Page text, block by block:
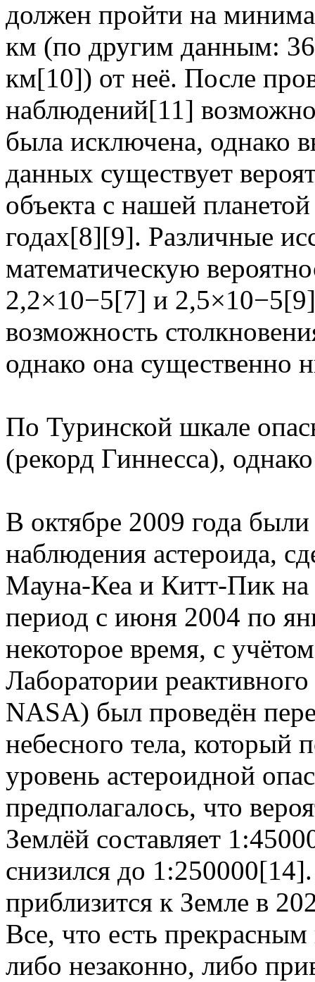
должен пройти на
км (по другим данным:
км[10]) от неё. После
наблюдений[11]
была исключена, однако
данных существует
объекта с нашей
годах[8][9]. Различные
математическую
2,2×10−5[7] и
возможность
однако она существенно
По Туринской шкале
(рекорд Гиннесса),
В октябре 2009 года
наблюдения астероида,
Мауна-Кеа и Китт-Пик на
период с июня 2004 по
некоторое время, с
Лаборатории
NASA) был проведён
небесного тела, который
уровень астероидной
предполагалось, что
Землёй составляет
снизился до
приблизится к Земле в
Все, что есть
либо незаконно, либо